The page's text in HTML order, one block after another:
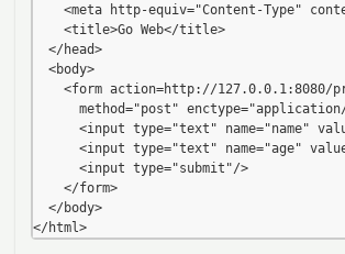
<meta http-equiv="Content-Type"
    <title>Go Web</title>
  </head>
  <body>
<form action=http://127.0.0.1:8080/
method="post"
<input type="text" name="name"
<input type="text" name="age"
      <input type="submit"/>
    </form>
  </body>